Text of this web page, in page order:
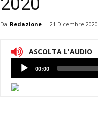
2020
Da Redazione - 21 Dicembre 2020
ASCOLTA L'AUDIO
Lettore
Audio
00:00